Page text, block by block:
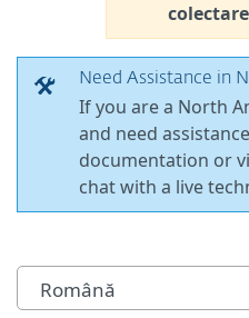
colectare
Need Assistance in
If you are a North
and need
documentation or
chat with a live
Română